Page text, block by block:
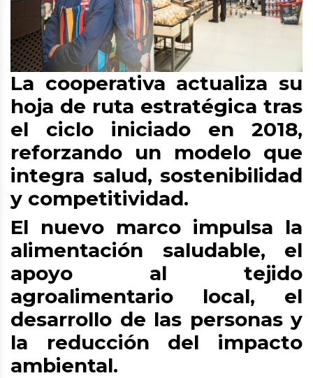
La cooperativa actualiza su
hoja de ruta estratégica tras
el ciclo iniciado en 2018,
reforzando un modelo que
integra salud, sostenibilidad
y competitividad.
El nuevo marco impulsa la
alimentación saludable, el
apoyo al tejido
agroalimentario local, el
desarrollo de las personas y
la reducción del impacto
ambiental.